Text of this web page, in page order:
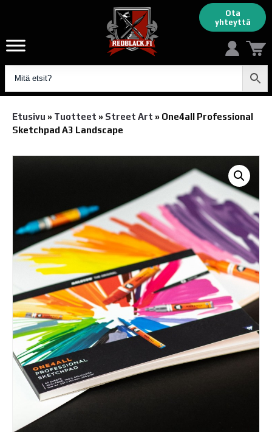
Ota
yhteyttä
Etusivu » Tuotteet » Street Art » One4all Professional
Sketchpad A3 Landscape